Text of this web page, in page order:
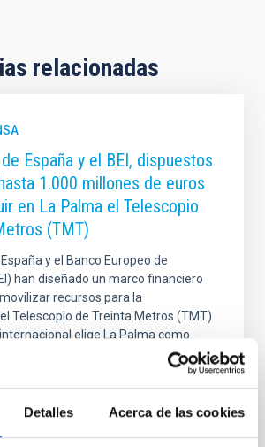
Detalles Acerca de las cookies
relacionadas
España y el BEI, dispuestos
1.000 millones de euros
en La Palma el Telescopio
(TMT)
y el Banco Europeo de
han diseñado un marco financiero
recursos para la
Telescopio de Treinta Metros (TMT)
elige La Palma como
amplía el compromiso anunciado
la ministra de Ciencia, Innovación y
Diana Morant, que contemplaba una
de 400 millones de euros a través